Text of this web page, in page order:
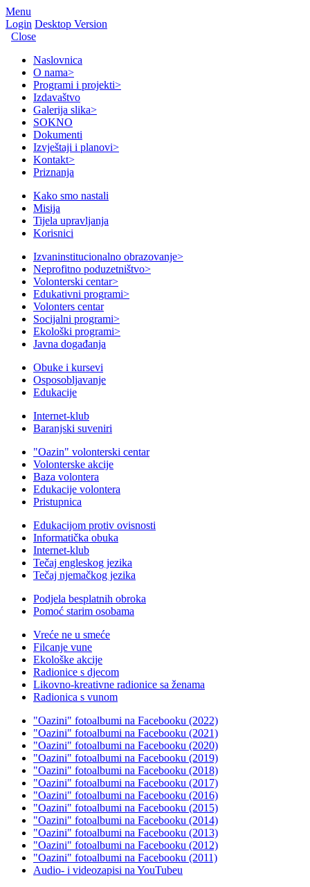
Menu
Login Desktop Version
Close
Naslovnica
O nama>
Programi i projekti>
Izdavaštvo
Galerija slika>
SOKNO
Dokumenti
Izvještaji i planovi>
Kontakt>
Priznanja
Kako smo nastali
Misija
Tijela upravljanja
Korisnici
Izvaninstitucionalno obrazovanje>
Neprofitno poduzetništvo>
Volonterski centar>
Edukativni programi>
Volonters centar
Socijalni programi>
Ekološki programi>
Javna događanja
Obuke i kursevi
Osposobljavanje
Edukacije
Internet-klub
Baranjski suveniri
"Oazin" volonterski centar
Volonterske akcije
Baza volontera
Edukacije volontera
Pristupnica
Edukacijom protiv ovisnosti
Informatička obuka
Internet-klub
Tečaj engleskog jezika
Tečaj njemačkog jezika
Podjela besplatnih obroka
Pomoć starim osobama
Vreće ne u smeće
Filcanje vune
Ekološke akcije
Radionice s djecom
Likovno-kreativne radionice sa ženama
Radionica s vunom
"Oazini" fotoalbumi na Facebooku (2022)
"Oazini" fotoalbumi na Facebooku (2021)
"Oazini" fotoalbumi na Facebooku (2020)
"Oazini" fotoalbumi na Facebooku (2019)
"Oazini" fotoalbumi na Facebooku (2018)
"Oazini" fotoalbumi na Facebooku (2017)
"Oazini" fotoalbumi na Facebooku (2016)
"Oazini" fotoalbumi na Facebooku (2015)
"Oazini" fotoalbumi na Facebooku (2014)
"Oazini" fotoalbumi na Facebooku (2013)
"Oazini" fotoalbumi na Facebooku (2012)
"Oazini" fotoalbumi na Facebooku (2011)
Audio- i videozapisi na YouTubeu